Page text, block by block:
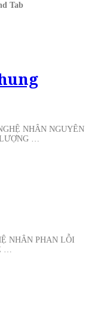
Tab
NHÂN NGUYÊN
…
NHÂN PHAN LỖI
…